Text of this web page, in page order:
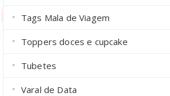
Tags Mala de Viagem
Toppers doces e cupcake
Tubetes
Varal de Data